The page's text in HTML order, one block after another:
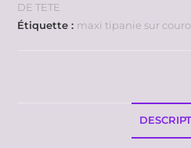
DE TETE
Étiquette : maxi tipanie sur